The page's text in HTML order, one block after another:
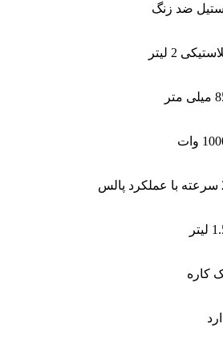
استیل ضد زنگ
2 لیتر
متر
وات
کاره